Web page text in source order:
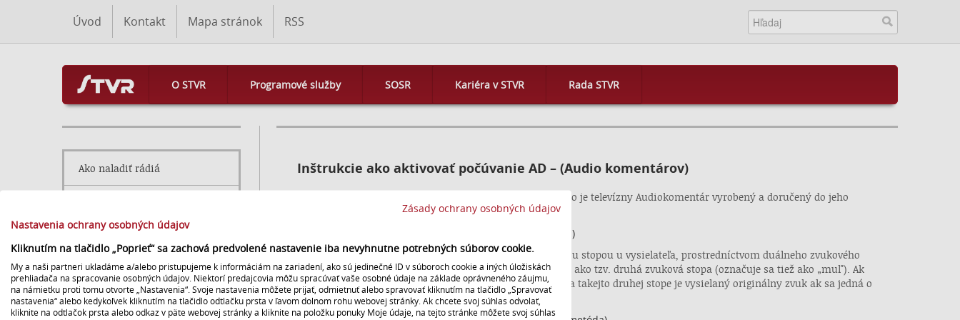
Zásady ochrany osobných údajov
Nastavenia ochrany osobných údajov
Kliknutím na tlačidlo „Poprieť“ sa zachová predvolené nastavenie iba nevyhnutne potrebných súborov cookie.
My a naši partneri ukladáme a/alebo pristupujeme k informáciám na zariadení, ako sú jedinečné ID v súboroch cookie a iných úložiskách
prehliadača na spracovanie osobných údajov. Niektorí predajcovia môžu spracúvať vaše osobné údaje na základe oprávneného záujmu,
na námietku proti tomu otvorte „Nastavenia“. Svoje nastavenia môžete prijať, odmietnuť alebo spravovať kliknutím na tlačidlo „Spravovať
nastavenia“ alebo kedykoľvek kliknutím na tlačidlo odtlačku prsta v ľavom dolnom rohu webovej stránky. Ak chcete svoj súhlas odvolať,
kliknite na odtlačok prsta alebo odkaz v päte webovej stránky a kliknite na položku ponuky Moje údaje, na tejto stránke môžete svoj súhlas
Úvod Kontakt Mapa stránok RSS
O STVR Programové služby SOSR Kariéra v STVR Rada STVR
Ako naladiť rádiá
Media STVR
Obchod a nájom majetku
Inštrukcie ako aktivovať počúvanie AD – (Audio komentárov)
Divák sa môže stretnúť s dvomi rozdielnymi spôsobmi ako je televízny Audiokomentár vyrobený a doručený do jeho
- (technologicky jednoduchšia metóda)
Komentár je zmiešavaný s originálnou pôvodnou zvukovou stopou u vysielateľa, prostredníctvom duálneho zvukového
kanála a takto zmiešaný signál je prenášaný k príjemcovi ako tzv. druhá zvuková stopa (označuje sa tiež ako „mul"). Ak
daný titul nemá podporu AD - (Audio komentár), potom na takejto druhej stope je vysielaný originálny zvuk ak sa jedná o
dabovaný titul.